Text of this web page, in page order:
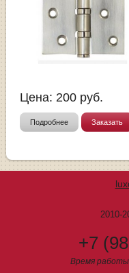
Цена: 200 руб.
Подробнее Заказать
2010-
+7
Время